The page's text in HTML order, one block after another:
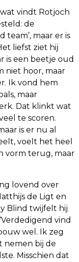
vindt Rotjoch
de
team’, maar er is
liefst ziet hij
is een beetje oud
niet hoor, maar
Ik vond hem
maar
Dat klinkt wat
te scoren.
is er nu al
voelt het heel
vorm terug, maar
lovend over
de Ligt en
Blind twijfelt hij
vind
wel. Ik zeg
nemen bij de
Misschien dat